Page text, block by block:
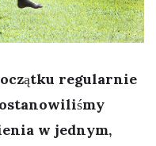
regularnie
w jednym,